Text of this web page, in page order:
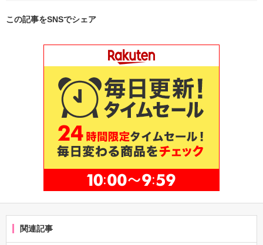
この記事をSNSでシェア
関連記事